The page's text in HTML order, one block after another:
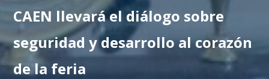
CAEN llevará el diálogo sobre
seguridad y desarrollo al corazón
de la feria